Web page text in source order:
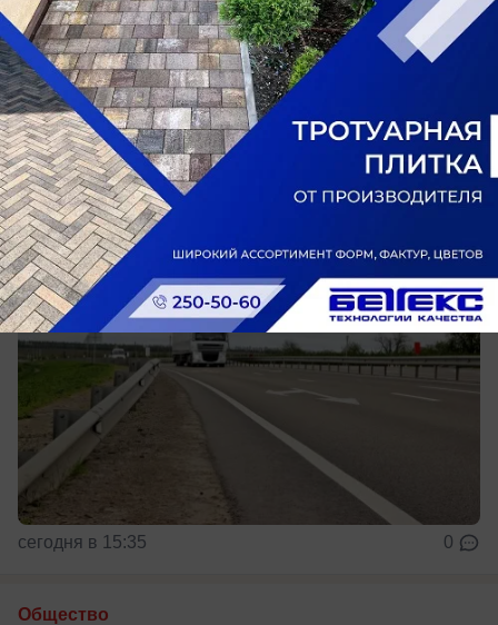
Общество
Когда данные становятся дорогами:
цифровая аналитика на службе
инфраструктуры
сегодня в 15:35 0
Общество